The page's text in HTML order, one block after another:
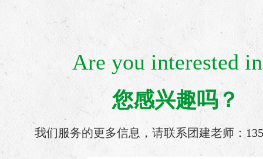
Are you interested
您感兴趣吗？
我们服务的更多信息，请联系团建老师：135